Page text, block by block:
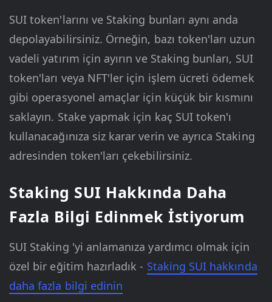
SUI token'larını ve Staking bunları aynı anda
depolayabilirsiniz. Örneğin, bazı token'ları uzun
vadeli yatırım için ayırın ve Staking bunları, SUI
token'ları veya NFT'ler için işlem ücreti ödemek
gibi operasyonel amaçlar için küçük bir kısmını
saklayın. Stake yapmak için kaç SUI token'ı
kullanacağınıza siz karar verin ve ayrıca Staking
adresinden token'ları çekebilirsiniz.
Staking SUI Hakkında Daha
Fazla Bilgi Edinmek İstiyorum
SUI Staking 'yi anlamanıza yardımcı olmak için
özel bir eğitim hazırladık - Staking SUI hakkında
daha fazla bilgi edinin